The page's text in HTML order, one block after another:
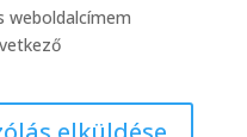
weboldalcímem